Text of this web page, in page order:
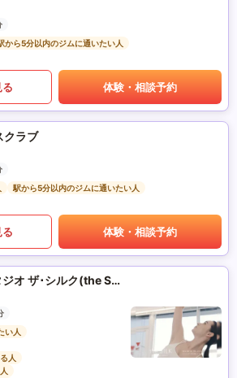
から5分以内のジムに通いたい人
体験・相談予約
クラブ
駅から5分以内のジムに通いたい人
体験・相談予約
マシンピラティススタジオ ザ･シルク(the SILK)
い人
人